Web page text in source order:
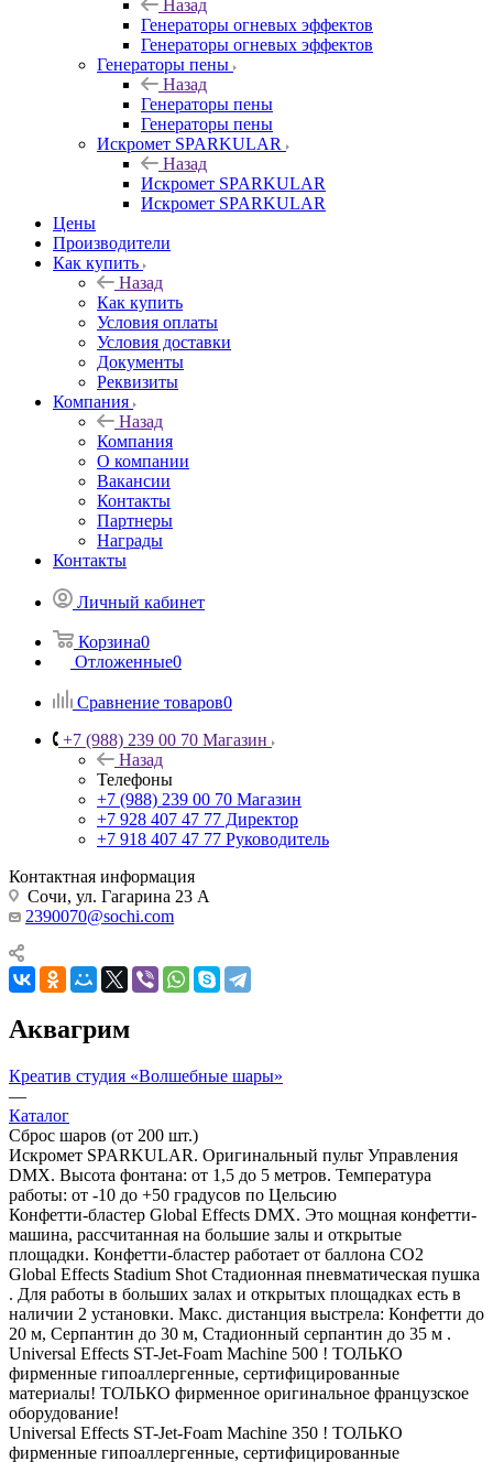
Назад
Генераторы огневых эффектов
Генераторы огневых эффектов
Генераторы пены
Назад
Генераторы пены
Генераторы пены
Искромет SPARKULAR
Назад
Искромет SPARKULAR
Искромет SPARKULAR
Цены
Производители
Как купить
Назад
Как купить
Условия оплаты
Условия доставки
Документы
Реквизиты
Компания
Назад
Компания
О компании
Вакансии
Контакты
Партнеры
Награды
Контакты
Личный кабинет
Корзина0
Отложенные0
Сравнение товаров0
+7 (988) 239 00 70 Магазин
Назад
Телефоны
+7 (988) 239 00 70 Магазин
+7 928 407 47 77 Директор
+7 918 407 47 77 Руководитель
Контактная информация
Сочи, ул. Гагарина 23 А
2390070@sochi.com
Аквагрим
Креатив студия «Волшебные шары»
—
Каталог
Сброс шаров (от 200 шт.)
Искромет SPARKULAR. Оригинальный пульт Управления
DMX. Высота фонтана: от 1,5 до 5 метров. Температура
работы: от -10 до +50 градусов по Цельсию
Конфетти-бластер Global Effects DMX. Это мощная конфетти-
машина, рассчитанная на большие залы и открытые
площадки. Конфетти-бластер работает от баллона СО2
Global Effects Stadium Shot Стадионная пневматическая пушка
. Для работы в больших залах и открытых площадках есть в
наличии 2 установки. Макс. дистанция выстрела: Конфетти до
20 м, Серпантин до 30 м, Стадионный серпантин до 35 м .
Universal Effects ST-Jet-Foam Machine 500 ! ТОЛЬКО
фирменные гипоаллергенные, сертифицированные
материалы! ТОЛЬКО фирменное оригинальное французское
оборудование!
Universal Effects ST-Jet-Foam Machine 350 ! ТОЛЬКО
фирменные гипоаллергенные, сертифицированные